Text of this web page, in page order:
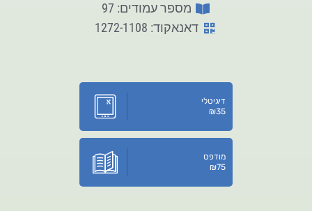
מספר עמודים: 97
דאנאקוד: 1272-1108
דיגיטלי
₪35
מודפס
₪75